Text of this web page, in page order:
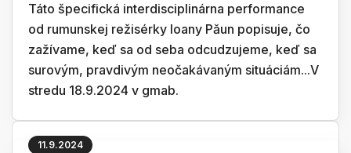
Táto špecifická interdisciplinárna performance
od rumunskej režisérky Ioany Păun popisuje, čo
zažívame, keď sa od seba odcudzujeme, keď sa
surovým, pravdivým neočakávaným situáciám...V
stredu 18.9.2024 v gmab.
11.9.2024